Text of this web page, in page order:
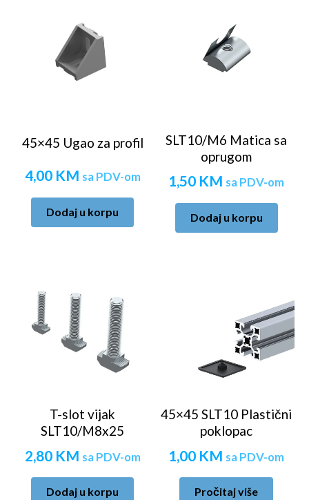
45×45 Ugao za profil
4,00 KM sa PDV-om
Dodaj u korpu
SLT10/M6 Matica sa
oprugom
1,50 KM sa PDV-om
Dodaj u korpu
T-slot vijak
SLT10/M8x25
2,80 KM sa PDV-om
Dodaj u korpu
45×45 SLT10 Plastični
poklopac
1,00 KM sa PDV-om
Pročitaj više